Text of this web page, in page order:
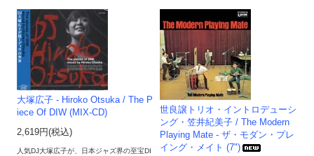
大塚広子 - Hiroko Otsuka / The P
iece Of DIW (MIX-CD)
2,619円(税込)
人気DJ大塚広子が、日本ジャズ界の至宝DI
世良譲トリオ・イントロデューシ
ング・笠井紀美子 / The Modern
Playing Mate - ザ・モダン・プレ
イング・メイト (7")